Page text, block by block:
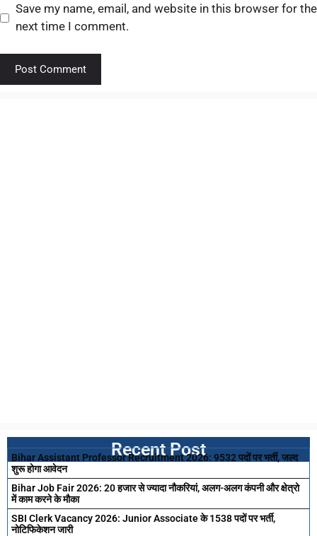
Save my name, email, and website in this browser for the
next time I comment.
Recent Post
Bihar Assistant Professor Recruitment 2026: 9532 पदों पर भर्ती, जल्द
शुरू होगा आवेदन
Bihar Job Fair 2026: 20 हजार से ज्यादा नौकरियां, अलग-अलग कंपनी और क्षेत्रो
में काम करने के मौका
SBI Clerk Vacancy 2026: Junior Associate के 1538 पदों पर भर्ती,
नोटिफिकेशन जारी